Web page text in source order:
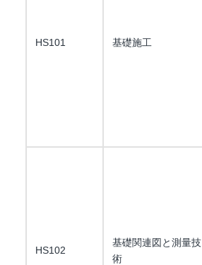
HS101 基礎施工
HS102
基礎関連図と測量技
術